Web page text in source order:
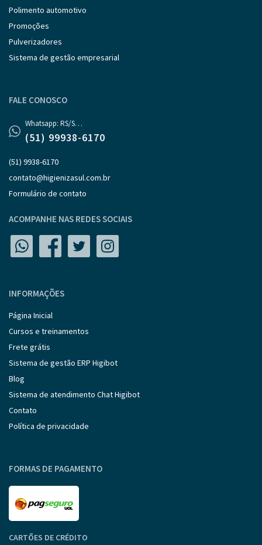
Polimento automotivo
Promoções
Pulverizadores
Sistema de gestão empresarial
FALE CONOSCO
Whatsapp: RS/SC/PR
(51) 99938-6170
(51) 9938-6170
contato@higienizasul.com.br
Formulário de contato
ACOMPANHE NAS REDES SOCIAIS
INFORMAÇÕES
Página Inicial
Cursos e treinamentos
Frete grátis
Sistema de gestão ERP Higibot
Blog
Sistema de atendimento Chat Higibot
Contato
Política de privacidade
FORMAS DE PAGAMENTO
CARTÕES DE CRÉDITO